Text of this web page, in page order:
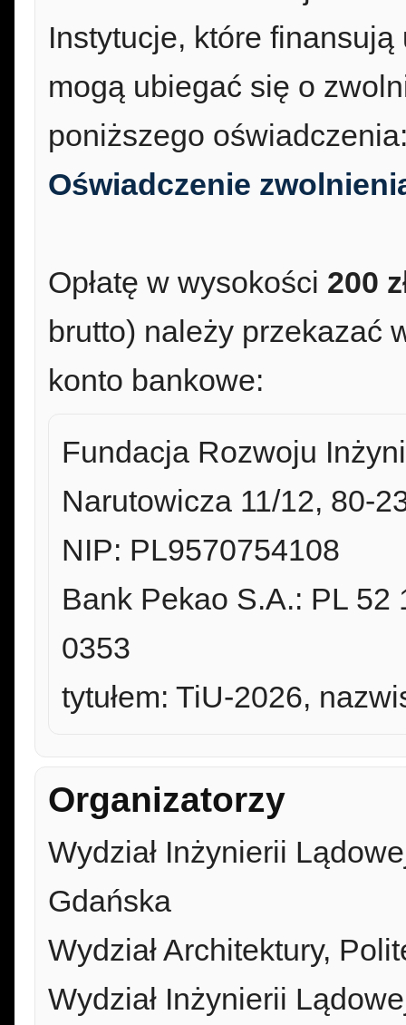
Instytucje, które
mogą ubiegać się o
poniższego
Oświadczenie
Opłatę w wysokości 200
brutto) należy przekazać
konto bankowe:
Fundacja Rozwoju
Narutowicza 11/12, 80-
NIP: PL9570754108
Bank Pekao S.A.: PL 52
0353
tytułem: TiU-2026,
Organizatorzy
Wydział Inżynierii
Gdańska
Wydział Architektury,
Wydział Inżynierii